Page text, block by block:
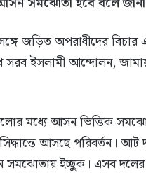
জড়িত অপরাধীদের বিচার
সরব ইসলামী আন্দোলন,
মধ্যে আসন ভিত্তিক
আসছে পরিবর্তন। আট
সমঝোতায় ইচ্ছুক। এসব